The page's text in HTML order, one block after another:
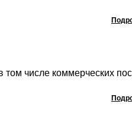
числе коммерческих